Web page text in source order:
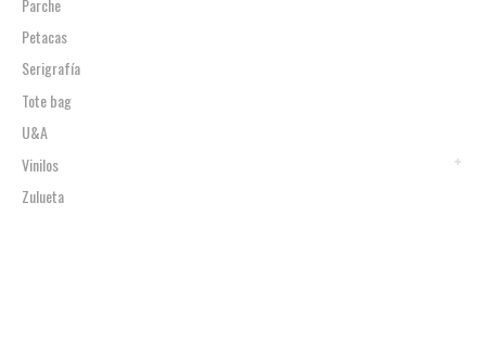
Petacas
Serigrafía
Tote bag
U&A
Vinilos
Zulueta